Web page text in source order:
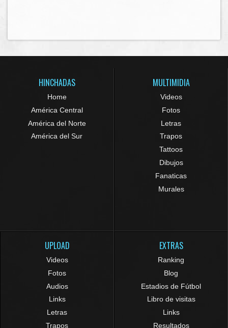
HINCHADAS
Home
América Central
América del Norte
América del Sur
MULTIMIDIA
Videos
Fotos
Letras
Trapos
Tattoos
Dibujos
Fanaticas
Murales
UPLOAD
Videos
Fotos
Audios
Links
Letras
Trapos
EXTRAS
Ranking
Blog
Estadios de Fútbol
Libro de visitas
Links
Resultados